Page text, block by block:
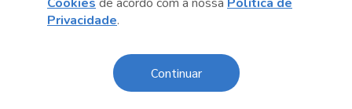
Central de Relacionamento
Privacidade.
Continuar